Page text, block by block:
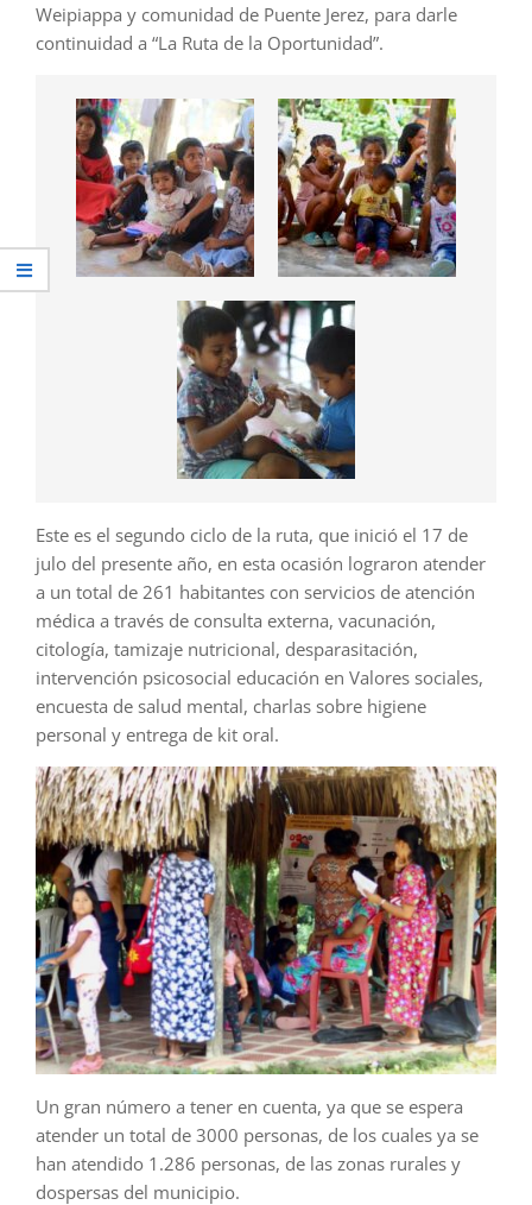
Weipiappa y comunidad de Puente Jerez, para darle
continuidad a “La Ruta de la Oportunidad”.
Este es el segundo ciclo de la ruta, que inició el 17 de
julo del presente año, en esta ocasión lograron atender
a un total de 261 habitantes con servicios de atención
médica a través de consulta externa, vacunación,
citología, tamizaje nutricional, desparasitación,
intervención psicosocial educación en Valores sociales,
encuesta de salud mental, charlas sobre higiene
personal y entrega de kit oral.
Un gran número a tener en cuenta, ya que se espera
atender un total de 3000 personas, de los cuales ya se
han atendido 1.286 personas, de las zonas rurales y
dospersas del municipio.